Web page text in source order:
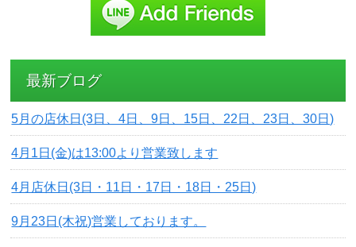
最新ブログ
5月の店休日(3日、4日、9日、15日、22日、23日、30日)
4月1日(金)は13:00より営業致します
4月店休日(3日・11日・17日・18日・25日)
9月23日(木祝)営業しております。